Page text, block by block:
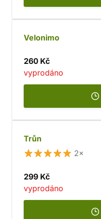
Velonimo
260 Kč
vyprodáno
Trůn
2×
299 Kč
vyprodáno